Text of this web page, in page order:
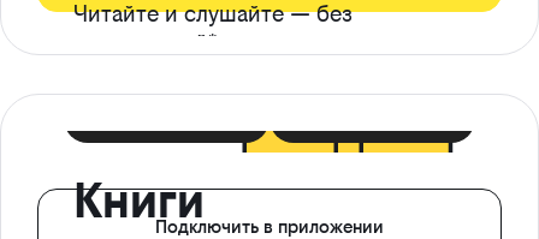
Читайте и слушайте — без
ограничений*
КнигиПодключить в приложении